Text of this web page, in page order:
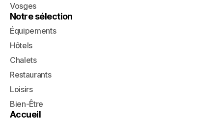
Vosges
Notre sélection
Équipements
Hôtels
Chalets
Restaurants
Loisirs
Bien-Être
Accueil